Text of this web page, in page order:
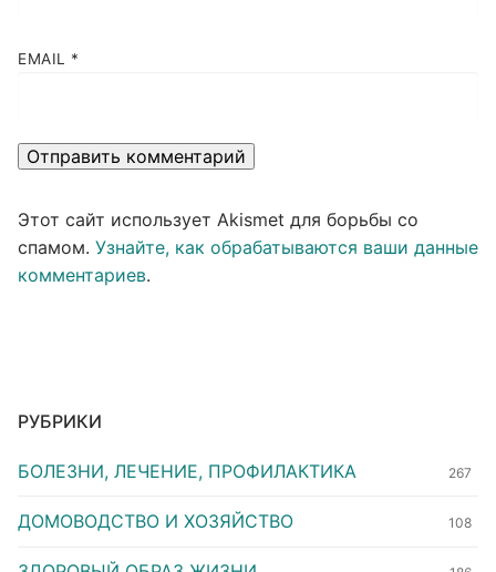
EMAIL *
Этот сайт использует Akismet для борьбы со
спамом. Узнайте, как обрабатываются ваши данные
комментариев.
РУБРИКИ
БОЛЕЗНИ, ЛЕЧЕНИЕ, ПРОФИЛАКТИКА 267
ДОМОВОДСТВО И ХОЗЯЙСТВО 108